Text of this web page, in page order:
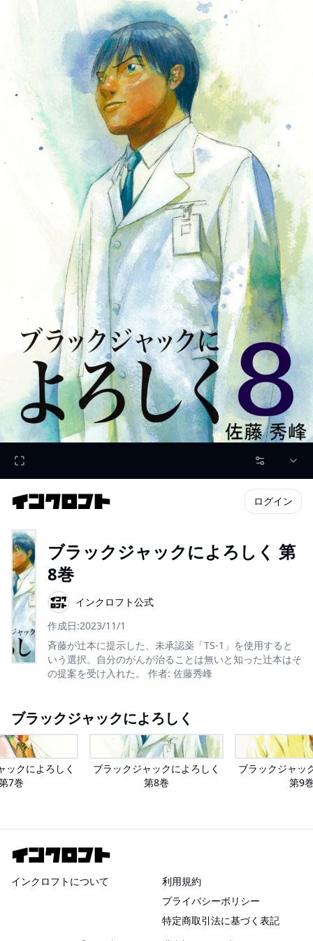
ログイン
ブラックジャックによろしく 第
8巻
インクロフト公式
作成日:2023/11/1
斉藤が辻本に提示した、未承認薬「TS-1」を使用すると
いう選択。自分のがんが治ることは無いと知った辻本はそ
の提案を受け入れた。 作者: 佐藤秀峰
ブラックジャックによろしく
ックによろしく
7巻
ブラックジャックによろしく
第8巻
ブラックジャッ
第9
インクロフトについて
利用規約
プライバシーポリシー
特定商取引法に基づく表記